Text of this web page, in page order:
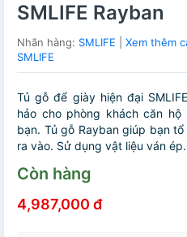
SMLIFE Rayban
Nhãn hàng: SMLIFE
Xem thêm
SMLIFE
Tủ gỗ để giày hiện đại
hảo cho phòng khách căn
bạn. Tủ gỗ Rayban giúp bạn
ra vào. Sử dụng vật liệu ván
Còn hàng
4,987,000 đ